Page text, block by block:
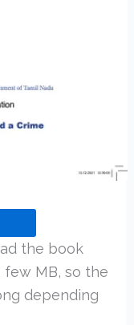
the book
MB, so the
depending